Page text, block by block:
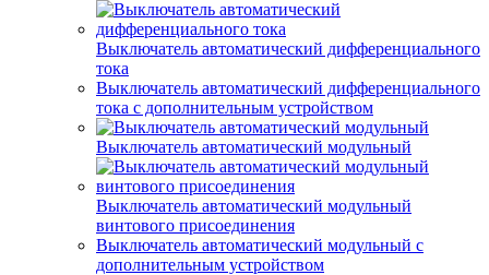
Выключатель автоматический дифференциального
тока
Выключатель автоматический дифференциального
тока с дополнительным устройством
Выключатель автоматический модульный
Выключатель автоматический модульный
винтового присоединения
Выключатель автоматический модульный с
дополнительным устройством